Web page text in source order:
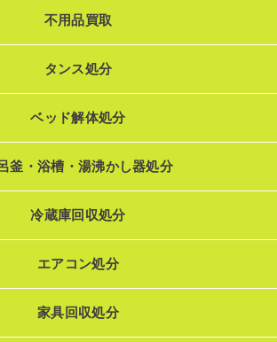
不用品買取
タンス処分
ベッド解体処分
釜・浴槽・湯沸かし器処分
冷蔵庫回収処分
エアコン処分
家具回収処分